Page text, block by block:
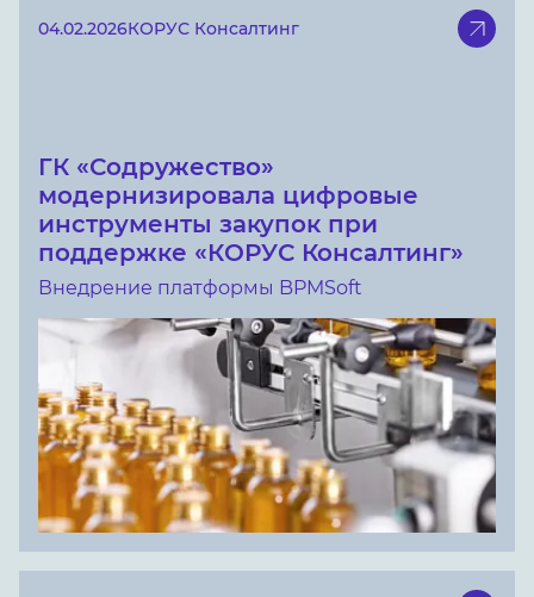
04.02.2026КОРУС Консалтинг
ГК «Содружество»
модернизировала цифровые
инструменты закупок при
поддержке «КОРУС Консалтинг»
Внедрение платформы BPMSoft